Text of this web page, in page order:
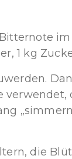
1 kg
die